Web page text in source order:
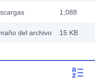
1,088
del archivo 15 KB